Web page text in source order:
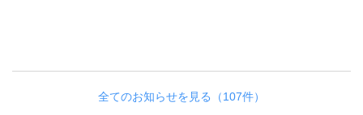
全てのお知らせを見る（107件）